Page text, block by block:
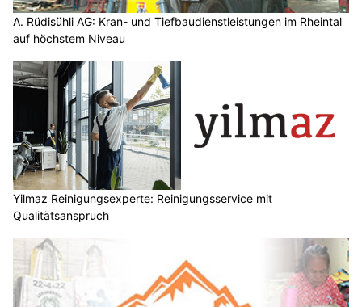
A. Rüdisühli AG: Kran- und Tiefbaudienstleistungen im Rheintal
auf höchstem Niveau
Yilmaz Reinigungsexperte: Reinigungsservice mit
Qualitätsanspruch